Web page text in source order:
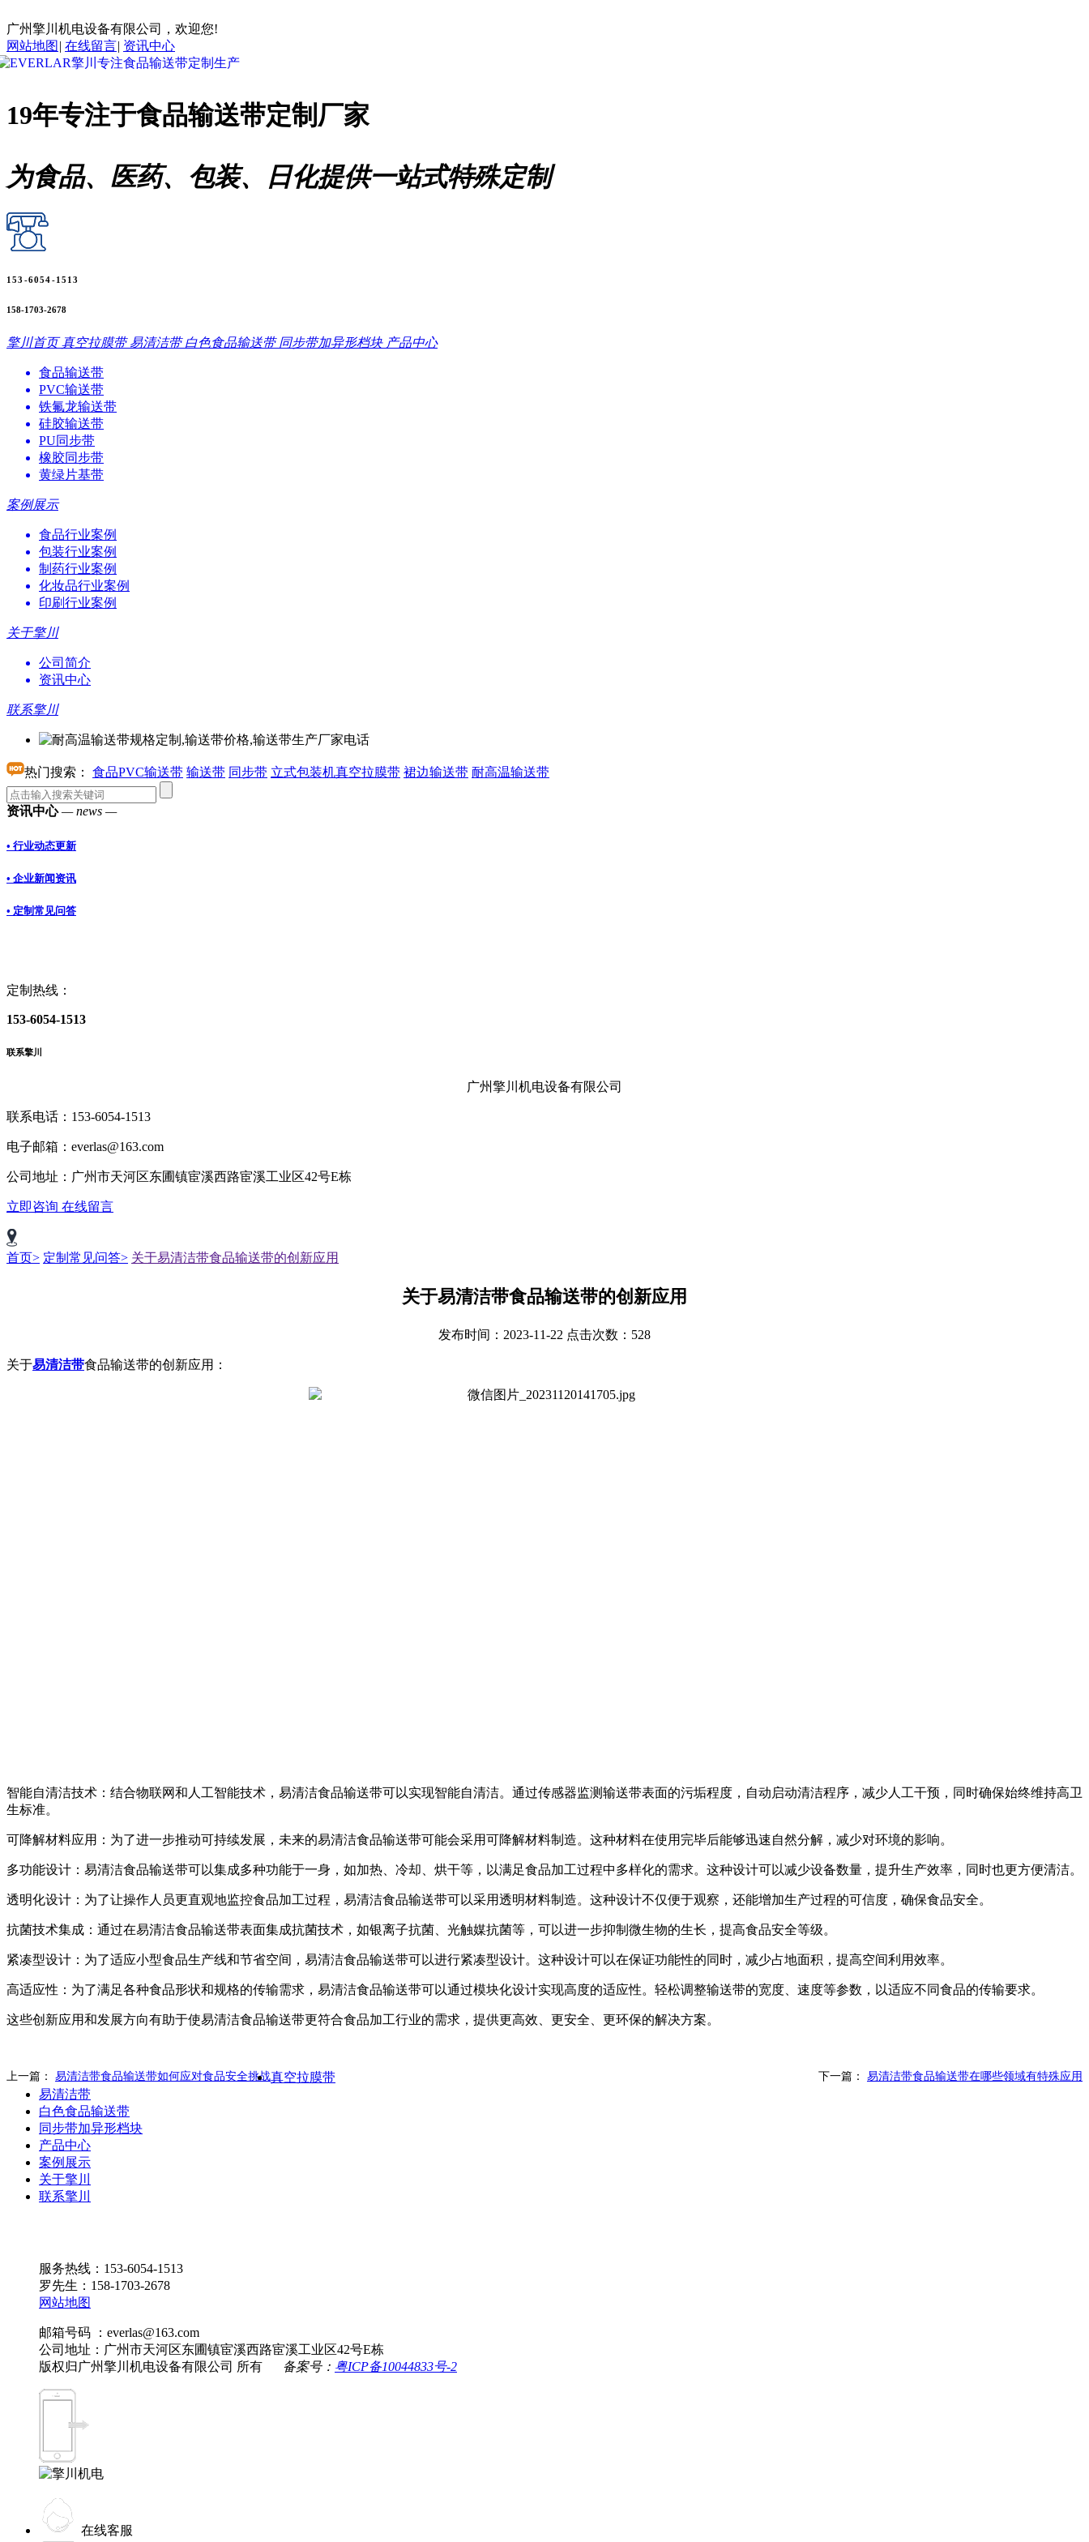
广州擎川机电设备有限公司，欢迎您!
网站地图 | 在线留言| 资讯中心
19年专注于食品输送带定制厂家
为食品、医药、包装、日化提供一站式特殊定制
153-6054-1513
158-1703-2678
擎川首页 真空拉膜带 易清洁带 白色食品输送带 同步带加异形档块 产品中心
食品输送带
PVC输送带
铁氟龙输送带
硅胶输送带
PU同步带
橡胶同步带
黄绿片基带
案例展示
食品行业案例
包装行业案例
制药行业案例
化妆品行业案例
印刷行业案例
关于擎川
公司简介
资讯中心
联系擎川
热门搜索： 食品PVC输送带 输送带 同步带 立式包装机真空拉膜带 裙边输送带 耐高温输送带
资讯中心— news —
• 行业动态更新
• 企业新闻资讯
• 定制常见问答
定制热线：
153-6054-1513
联系擎川
广州擎川机电设备有限公司
联系电话：153-6054-1513
电子邮箱：everlas@163.com
公司地址：广州市天河区东圃镇宦溪西路宦溪工业区42号E栋
立即咨询 在线留言
首页> 定制常见问答> 关于易清洁带食品输送带的创新应用
关于易清洁带食品输送带的创新应用
发布时间：2023-11-22 点击次数：528
关于易清洁带食品输送带的创新应用：
智能自清洁技术：结合物联网和人工智能技术，易清洁食品输送带可以实现智能自清洁。通过传感器监测输送带表面的污垢程度，自动启动清洁程序，减少人工干预，同时确保始终维持高卫
生标准。
可降解材料应用：为了进一步推动可持续发展，未来的易清洁食品输送带可能会采用可降解材料制造。这种材料在使用完毕后能够迅速自然分解，减少对环境的影响。
多功能设计：易清洁食品输送带可以集成多种功能于一身，如加热、冷却、烘干等，以满足食品加工过程中多样化的需求。这种设计可以减少设备数量，提升生产效率，同时也更方便清洁。
透明化设计：为了让操作人员更直观地监控食品加工过程，易清洁食品输送带可以采用透明材料制造。这种设计不仅便于观察，还能增加生产过程的可信度，确保食品安全。
抗菌技术集成：通过在易清洁食品输送带表面集成抗菌技术，如银离子抗菌、光触媒抗菌等，可以进一步抑制微生物的生长，提高食品安全等级。
紧凑型设计：为了适应小型食品生产线和节省空间，易清洁食品输送带可以进行紧凑型设计。这种设计可以在保证功能性的同时，减少占地面积，提高空间利用效率。
高适应性：为了满足各种食品形状和规格的传输需求，易清洁食品输送带可以通过模块化设计实现高度的适应性。轻松调整输送带的宽度、速度等参数，以适应不同食品的传输要求。
这些创新应用和发展方向有助于使易清洁食品输送带更符合食品加工行业的需求，提供更高效、更安全、更环保的解决方案。
上一篇： 易清洁带食品输送带如何应对食品安全挑战 下一篇： 易清洁带食品输送带在哪些领域有特殊应用
真空拉膜带
易清洁带
白色食品输送带
同步带加异形档块
产品中心
案例展示
关于擎川
联系擎川
服务热线：153-6054-1513
罗先生：158-1703-2678
网站地图
邮箱号码 ：everlas@163.com
公司地址：广州市天河区东圃镇宦溪西路宦溪工业区42号E栋
版权归广州擎川机电设备有限公司 所有
备案号： 粤ICP备10044833号-2
在线客服